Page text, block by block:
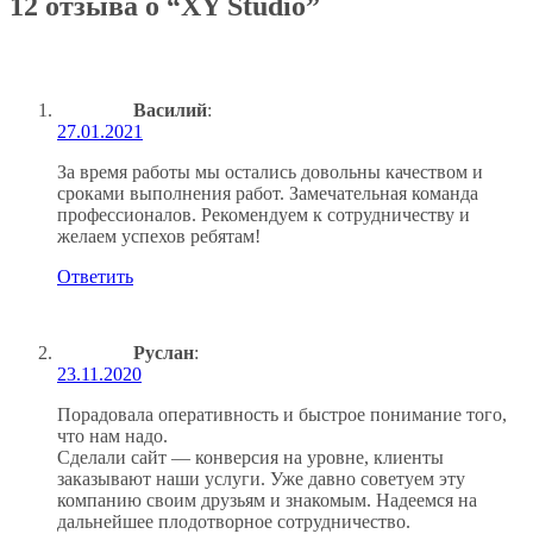
Василий:
27.01.2021
За время работы мы остались довольны качеством и
сроками выполнения работ. Замечательная команда
профессионалов. Рекомендуем к сотрудничеству и
желаем успехов ребятам!
Ответить
Руслан:
23.11.2020
Порадовала оперативность и быстрое понимание того,
что нам надо.
Сделали сайт — конверсия на уровне, клиенты
заказывают наши услуги. Уже давно советуем эту
компанию своим друзьям и знакомым. Надеемся на
дальнейшее плодотворное сотрудничество.